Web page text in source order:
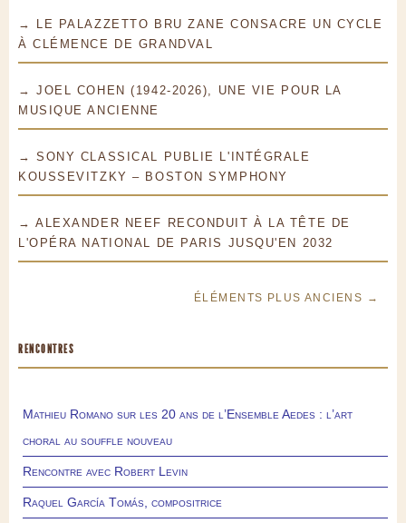
→ LE PALAZZETTO BRU ZANE CONSACRE UN CYCLE
À CLÉMENCE DE GRANDVAL
→ JOEL COHEN (1942-2026), UNE VIE POUR LA
MUSIQUE ANCIENNE
→ SONY CLASSICAL PUBLIE L'INTÉGRALE
KOUSSEVITZKY – BOSTON SYMPHONY
→ ALEXANDER NEEF RECONDUIT À LA TÊTE DE
L'OPÉRA NATIONAL DE PARIS JUSQU'EN 2032
ÉLÉMENTS PLUS ANCIENS →
RENCONTRES
Mathieu Romano sur les 20 ans de l’Ensemble Aedes : l’art
choral au souffle nouveau
Rencontre avec Robert Levin
Raquel García Tomás, compositrice